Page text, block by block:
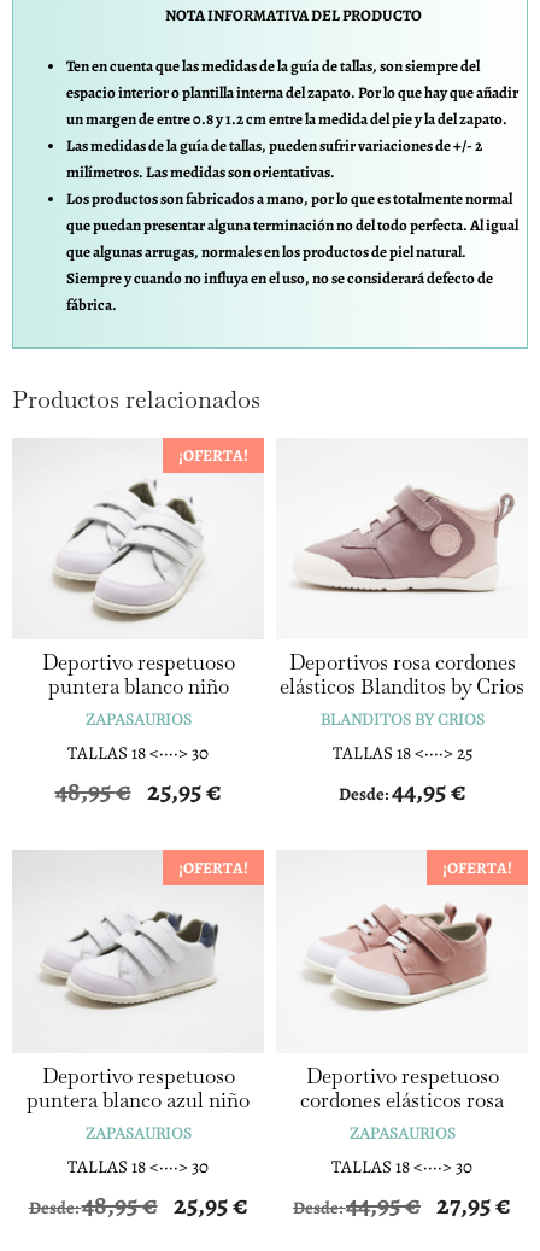
NOTA INFORMATIVA DEL PRODUCTO
Ten en cuenta que las medidas de la guía de tallas, son siempre del
espacio interior o plantilla interna del zapato. Por lo que hay que añadir
un margen de entre 0.8 y 1.2 cm entre la medida del pie y la del zapato.
Las medidas de la guía de tallas, pueden sufrir variaciones de +/- 2
milímetros. Las medidas son orientativas.
Los productos son fabricados a mano, por lo que es totalmente normal
que puedan presentar alguna terminación no del todo perfecta. Al igual
que algunas arrugas, normales en los productos de piel natural.
Siempre y cuando no influya en el uso, no se considerará defecto de
fábrica.
Productos relacionados
¡OFERTA!
Deportivo respetuoso
puntera blanco niño
ZAPASAURIOS
TALLAS 18 <····> 30
48,95€ 25,95€
Deportivos rosa cordones
elásticos Blanditos by Crios
BLANDITOS BY CRIOS
TALLAS 18 <····> 25
Desde:44,95€
¡OFERTA!
Deportivo respetuoso
puntera blanco azul niño
ZAPASAURIOS
TALLAS 18 <····> 30
Desde:48,95€ 25,95€
¡OFERTA!
Deportivo respetuoso
cordones elásticos rosa
ZAPASAURIOS
TALLAS 18 <····> 30
Desde:44,95€ 27,95€